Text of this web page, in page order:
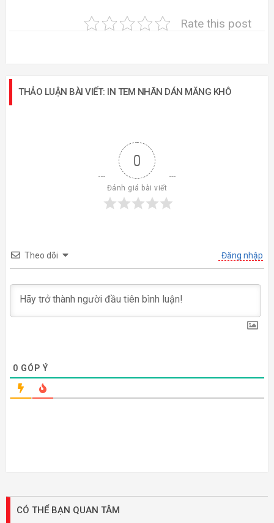
Rate this post
THẢO LUẬN BÀI VIẾT: IN TEM NHÃN DÁN MĂNG KHÔ
0
Đánh giá bài viết
Theo dõi Đăng nhập
0 GÓP Ý
CÓ THỂ BẠN QUAN TÂM